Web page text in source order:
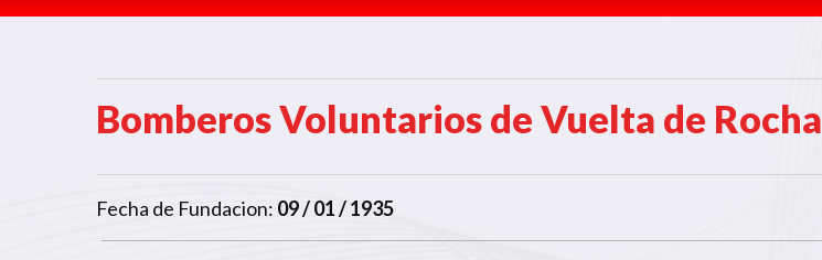
Bomberos Voluntarios de Vuelta de Rocha
Fecha de Fundacion: 09 / 01 / 1935